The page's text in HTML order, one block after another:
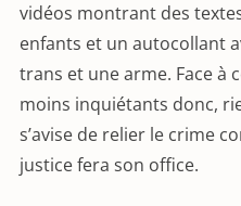
vidéos montrant des
enfants et un autocollant
trans et une arme. Face à
moins inquiétants donc,
s’avise de relier le crime
justice fera son office.